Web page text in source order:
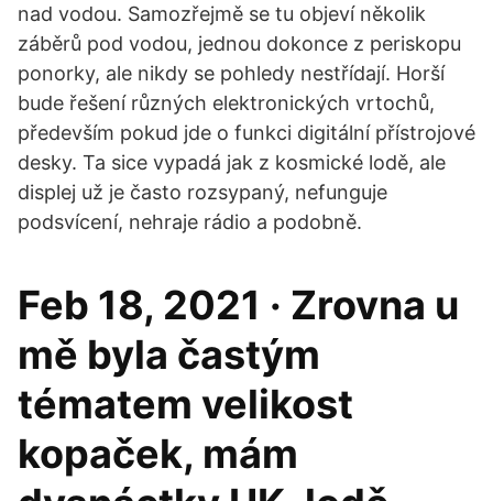
nad vodou. Samozřejmě se tu objeví několik
záběrů pod vodou, jednou dokonce z periskopu
ponorky, ale nikdy se pohledy nestřídají. Horší
bude řešení různých elektronických vrtochů,
především pokud jde o funkci digitální přístrojové
desky. Ta sice vypadá jak z kosmické lodě, ale
displej už je často rozsypaný, nefunguje
podsvícení, nehraje rádio a podobně.
Feb 18, 2021 · Zrovna u
mě byla častým
tématem velikost
kopaček, mám